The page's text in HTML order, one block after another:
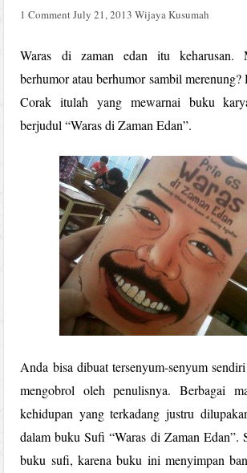
1 Comment July 21, 2013 Wijaya Kusumah
Waras di zaman edan itu keharusan.
berhumor atau berhumor sambil merenung?
Corak itulah yang mewarnai buku
berjudul “Waras di Zaman Edan”.
Anda bisa dibuat tersenyum-senyum
mengobrol oleh penulisnya. Berbagai
kehidupan yang terkadang justru
dalam buku Sufi “Waras di Zaman Edan”.
buku sufi, karena buku ini menyimpan